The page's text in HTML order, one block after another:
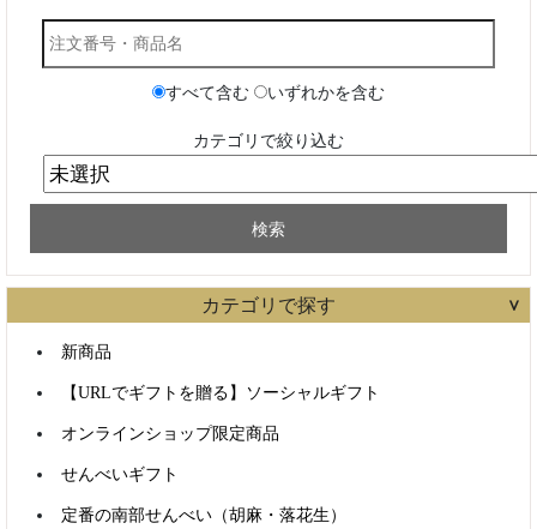
カテゴリで探す
新商品
【URLでギフトを贈る】ソーシャルギフト
オンラインショップ限定商品
せんべいギフト
定番の南部せんべい（胡麻・落花生）